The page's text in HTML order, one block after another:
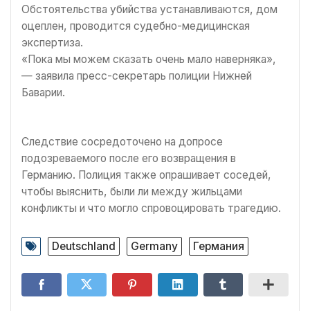
Обстоятельства убийства устанавливаются, дом
оцеплен, проводится судебно-медицинская
экспертиза.
«Пока мы можем сказать очень мало наверняка»,
— заявила пресс-секретарь полиции Нижней
Баварии.
Следствие сосредоточено на допросе
подозреваемого после его возвращения в
Германию. Полиция также опрашивает соседей,
чтобы выяснить, были ли между жильцами
конфликты и что могло спровоцировать трагедию.
Deutschland Germany Германия